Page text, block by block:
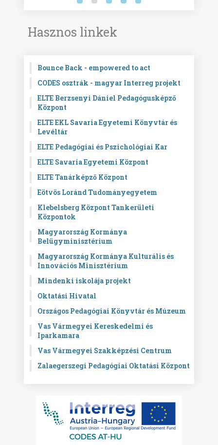
Hasznos linkek
Bounce Back - empowered to act
CODES osztrák - magyar Interreg projekt
ELTE Berzsenyi Dániel Pedagógusképző
Központ
ELTE EKL Savaria Egyetemi Könyvtár és
Levéltár
ELTE Pedagógiai és Pszichológiai Kar
ELTE Savaria Egyetemi Központ
ELTE Tanárképző Központ
Eötvös Loránd Tudományegyetem
Klebelsberg Központ Tankerületi
Központok
Magyarország Kormánya
Belügyminisztérium
Magyarország Kormánya Kulturális és
Innovációs Minisztérium
Mindenki iskolája projekt
Oktatási Hivatal
Országos Pedagógiai Könyvtár és Múzeum
Vas Vármegyei Kereskedelmi és
Iparkamara
Vas Vármegyei Szakképzési Centrum
Zalaegerszegi Pedagógiai Oktatási Központ